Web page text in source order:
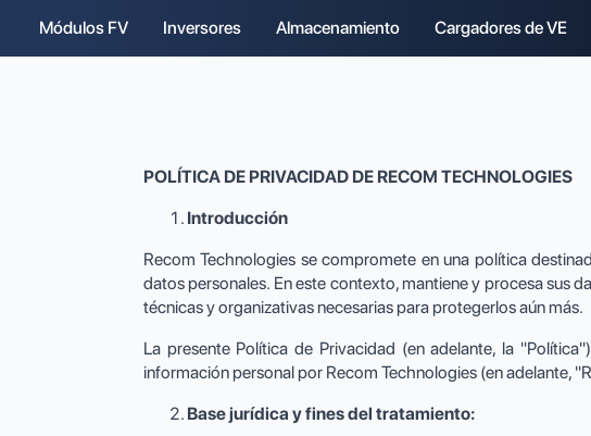
Módulos FV Inversores Almacenamiento Cargadores de VE
POLÍTICA DE PRIVACIDAD DE RECOM TECHNOLOGIES
Introducción
Recom Technologies se compromete en una política
datos personales. En este contexto, mantiene y procesa sus
técnicas y organizativas necesarias para protegerlos aún más.
La presente Política de Privacidad (en adelante, la
información personal por Recom Technologies (en adelante,
Base jurídica y fines del tratamiento: